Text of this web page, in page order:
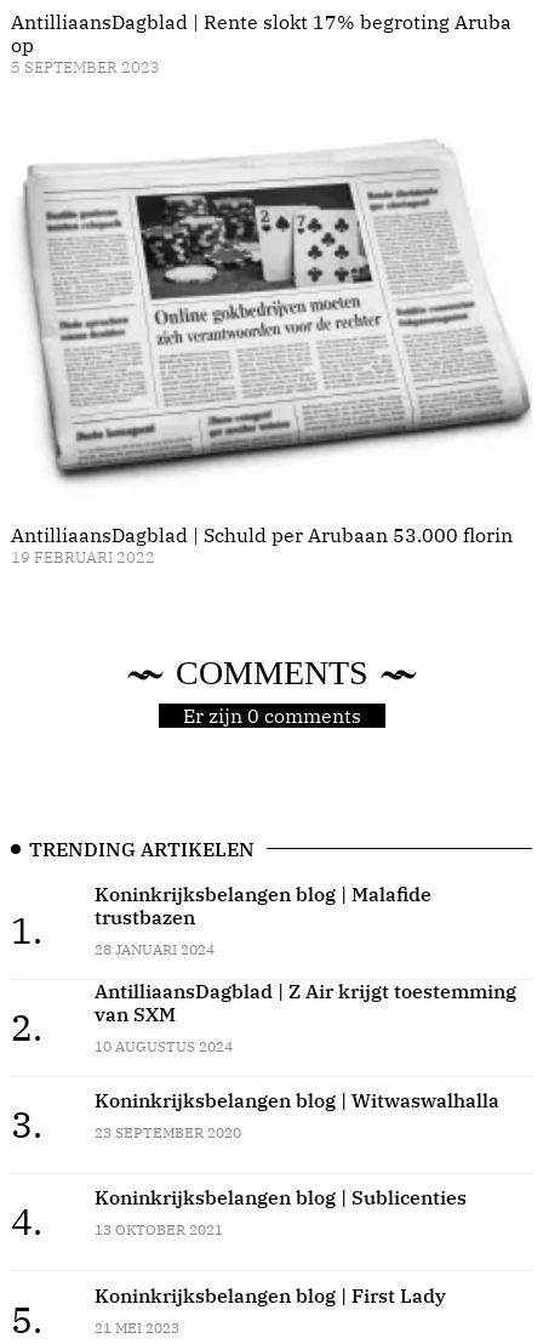
AntilliaansDagblad | Rente slokt 17% begroting Aruba
op
5 SEPTEMBER 2023
AntilliaansDagblad | Schuld per Arubaan 53.000 florin
19 FEBRUARI 2022
COMMENTS
Er zijn 0 comments
TRENDING ARTIKELEN
1.
Koninkrijksbelangen blog | Malafide
trustbazen
28 JANUARI 2024
2.
AntilliaansDagblad | Z Air krijgt toestemming
van SXM
10 AUGUSTUS 2024
3.
Koninkrijksbelangen blog | Witwaswalhalla
23 SEPTEMBER 2020
4.
Koninkrijksbelangen blog | Sublicenties
13 OKTOBER 2021
5.
Koninkrijksbelangen blog | First Lady
21 MEI 2023